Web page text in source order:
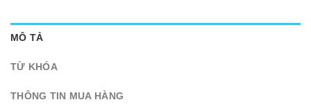
MÔ TẢ
TỪ KHÓA
THÔNG TIN MUA HÀNG